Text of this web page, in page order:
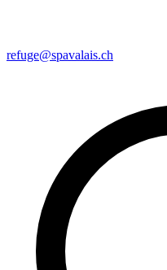
refuge@spavalais.ch